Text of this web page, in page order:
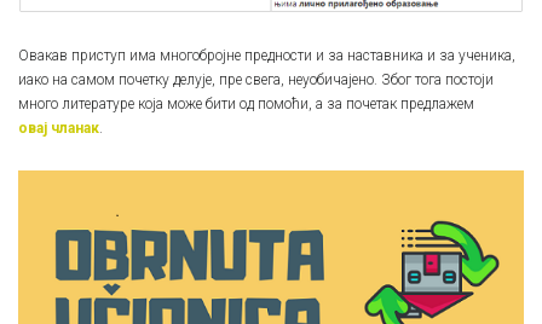
Овакав приступ има многобројне предности и за наставника и за ученика,
иако на самом почетку делује, пре свега, неуобичајено. Због тога постоји
много литературе која може бити од помоћи, а за почетак предлажем
овај чланак.